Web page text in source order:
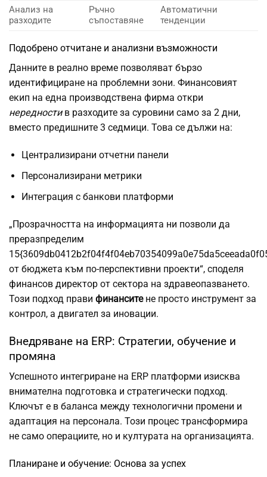
Анализ на
разходите
Ръчно
съпоставяне
Автоматични
тенденции
Подобрено отчитане и анализни възможности
Данните в реално време позволяват бързо
идентифициране на проблемни зони. Финансовият
екип на една производствена фирма откри
нередностив разходите за суровини само за 2 дни,
вместо предишните 3 седмици. Това се дължи на:
Централизирани отчетни панели
Персонализирани метрики
Интеграция с банкови платформи
„Прозрачността на информацията ни позволи да
преразпределим
от бюджета към по-перспективни проекти“, споделя
финансов директор от сектора на здравеопазването.
Този подход прави финанситене просто инструмент за
контрол, а двигател за иновации.
Внедряване на ERP: Стратегии, обучение и
промяна
Успешното интегриране на ERP платформи изисква
внимателна подготовка и стратегически подход.
Ключът е в баланса между технологични промени и
адаптация на персонала. Този процес трансформира
не само операциите, но и културата на организацията.
Планиране и обучение: Основа за успех